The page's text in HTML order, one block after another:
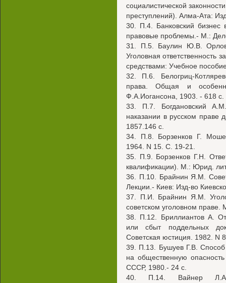
социалистической
преступлений). Алма-Ата:
30. П.4. Банковский бизнес
правовые проблемы.- М.:
31. П.5. Баулин Ю.В.
Уголовная ответственность
средствами: Учебное
32. П.6. Белогриц-
права. Общая и
Ф.А.Иогансона, 1903. - 618 с.
33. П.7. Богдановский
наказании в русском праве
1857.146 с.
34. П.8. Борзенков Г.
1964. N 15. С. 19-21.
35. П.9. Борзенков Г.Н.
квалификации). М.: Юрид.
36. П.10. Брайнин Я.М.
Лекции.- Киев: Изд-во
37. П.И. Брайнин Я.М.
советском уголовном
38. П.12. Бриллиантов А.
или сбыт поддельных
Советская юстиция. 1982. N
39. П.13. Бушуев Г.В.
на общественную
СССР, 1980.- 24 с.
40. П.14. Вайнер Л.А.